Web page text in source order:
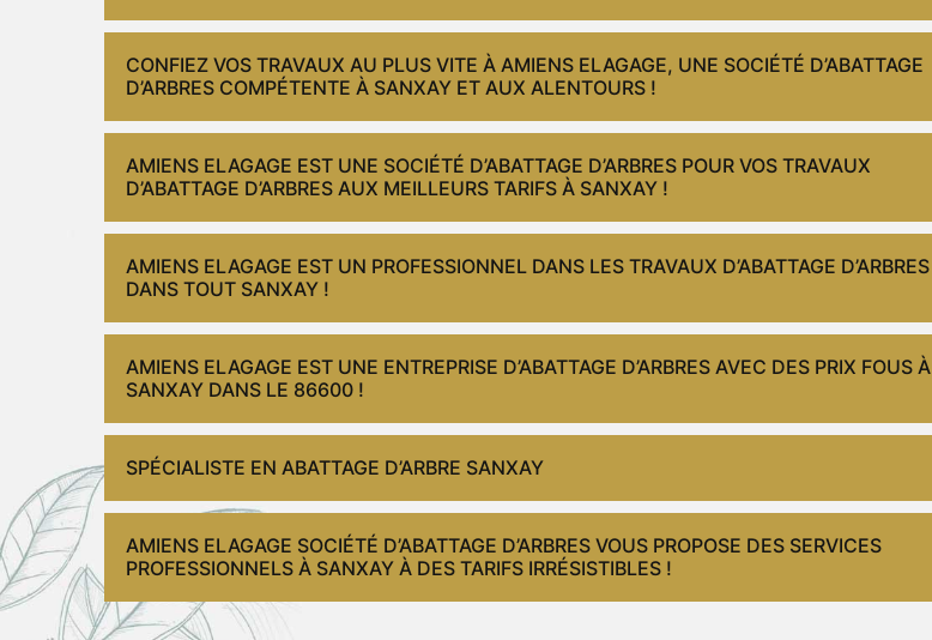
CONFIEZ VOS TRAVAUX AU PLUS VITE À AMIENS ELAGAGE, UNE SOCIÉTÉ D’ABATTAGE
D’ARBRES COMPÉTENTE À SANXAY ET AUX ALENTOURS !
AMIENS ELAGAGE EST UNE SOCIÉTÉ D’ABATTAGE D’ARBRES POUR VOS TRAVAUX
D’ABATTAGE D’ARBRES AUX MEILLEURS TARIFS À SANXAY !
AMIENS ELAGAGE EST UN PROFESSIONNEL DANS LES TRAVAUX D’ABATTAGE D’ARBRES
DANS TOUT SANXAY !
AMIENS ELAGAGE EST UNE ENTREPRISE D’ABATTAGE D’ARBRES AVEC DES PRIX FOUS À
SANXAY DANS LE 86600 !
SPÉCIALISTE EN ABATTAGE D’ARBRE SANXAY
AMIENS ELAGAGE SOCIÉTÉ D’ABATTAGE D’ARBRES VOUS PROPOSE DES SERVICES
PROFESSIONNELS À SANXAY À DES TARIFS IRRÉSISTIBLES !